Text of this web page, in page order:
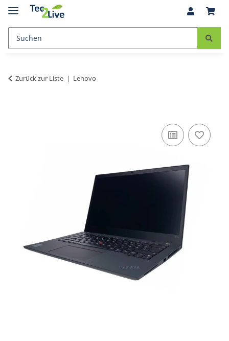
Zurück zur Liste Lenovo